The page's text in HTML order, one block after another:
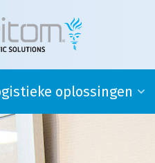
Tank
oplossingen
stock
oplossingen en supplier